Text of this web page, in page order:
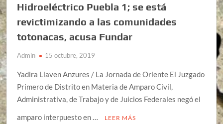
Hidroeléctrico Puebla 1; se está
revictimizando a las comunidades
totonacas, acusa Fundar
Admin 15 octubre, 2019
Yadira Llaven Anzures / La Jornada de Oriente El Juzgado
Primero de Distrito en Materia de Amparo Civil,
Administrativa, de Trabajo y de Juicios Federales negó el
amparo interpuesto en …
LEER MÁS